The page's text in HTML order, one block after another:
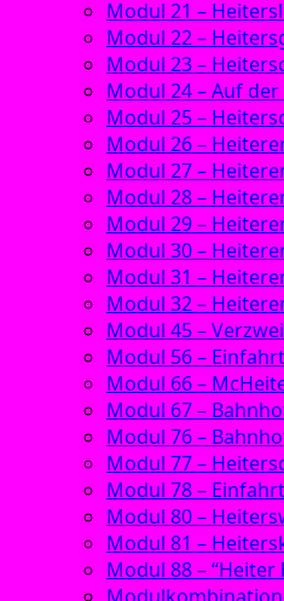
Modul 21 –
Modul 22 –
Modul 23 –
Modul 24 – Auf
Modul 25 –
Modul 26 –
Modul 27 –
Modul 28 –
Modul 29 –
Modul 30 –
Modul 31 –
Modul 32 –
Modul 45 –
Modul 56 –
Modul 66 –
Modul 67 –
Modul 76 –
Modul 77 –
Modul 78 –
Modul 80 –
Modul 81 –
Modul 88 –